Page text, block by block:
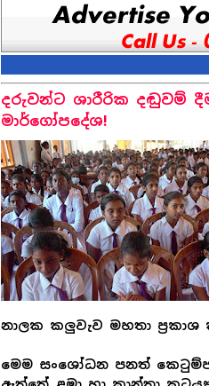
දරුවන්ට ශාරීරික දඬුවම්
මාර්ගෝපදේශ!
නාලක කලුවැව මහතා ප්‍රකාශ
මෙම සංශෝධන පනත්